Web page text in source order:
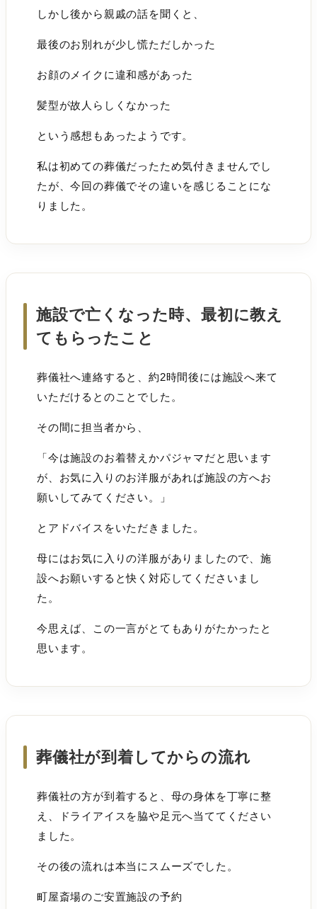
しかし後から親戚の話を聞くと、
最後のお別れが少し慌ただしかった
お顔のメイクに違和感があった
髪型が故人らしくなかった
という感想もあったようです。
私は初めての葬儀だったため気付きませんでし
たが、今回の葬儀でその違いを感じることにな
りました。
施設で亡くなった時、最初に教え
てもらったこと
葬儀社へ連絡すると、約2時間後には施設へ来て
いただけるとのことでした。
その間に担当者から、
「今は施設のお着替えかパジャマだと思います
が、お気に入りのお洋服があれば施設の方へお
願いしてみてください。」
とアドバイスをいただきました。
母にはお気に入りの洋服がありましたので、施
設へお願いすると快く対応してくださいまし
た。
今思えば、この一言がとてもありがたかったと
思います。
葬儀社が到着してからの流れ
葬儀社の方が到着すると、母の身体を丁寧に整
え、ドライアイスを脇や足元へ当ててください
ました。
その後の流れは本当にスムーズでした。
町屋斎場のご安置施設の予約